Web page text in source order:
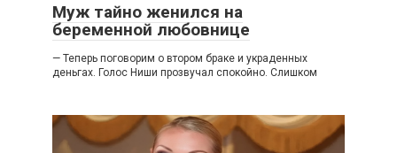
Муж тайно женился на
беременной любовнице
— Теперь поговорим о втором браке и украденных
деньгах. Голос Ниши прозвучал спокойно. Слишком